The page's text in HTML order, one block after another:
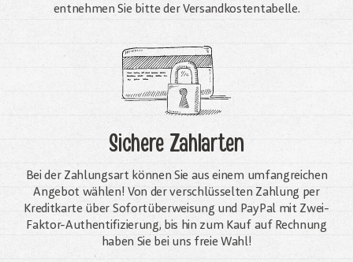
entnehmen Sie bitte der Versandkostentabelle.
Sichere Zahlarten
Bei der Zahlungsart können Sie aus einem umfangreichen
Angebot wählen! Von der verschlüsselten Zahlung per
Kreditkarte über Sofortüberweisung und PayPal mit Zwei-
Faktor-Authentifizierung, bis hin zum Kauf auf Rechnung
haben Sie bei uns freie Wahl!